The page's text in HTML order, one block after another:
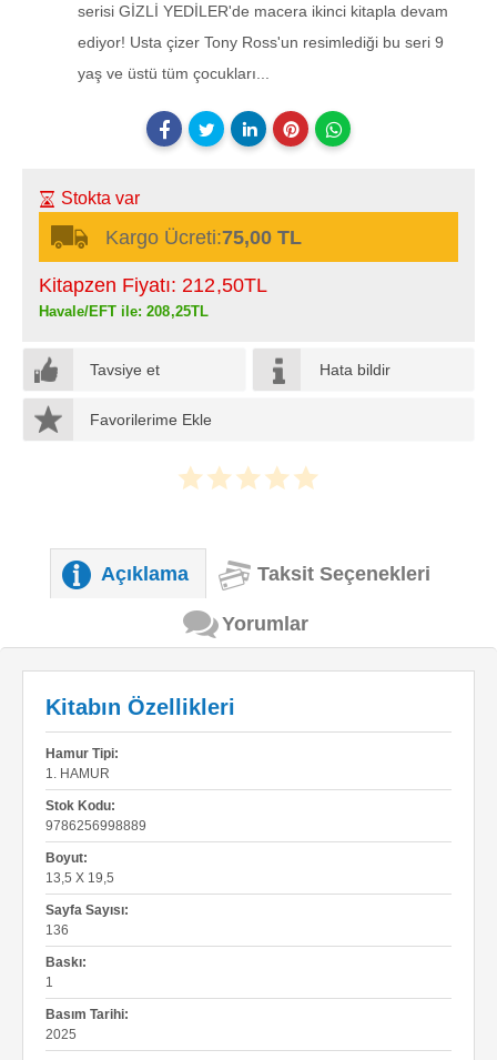
serisi GİZLİ YEDİLER'de macera ikinci kitapla devam
ediyor! Usta çizer Tony Ross'un resimlediği bu seri 9
yaş ve üstü tüm çocukları...
Stokta var
Kargo Ücreti:75,00 TL
Kitapzen Fiyatı: 212,50TL
Havale/EFT ile: 208,25TL
Tavsiye et Hata bildir
Favorilerime Ekle
Açıklama Taksit Seçenekleri
Yorumlar
Kitabın Özellikleri
Hamur Tipi:
1. HAMUR
Stok Kodu:
9786256998889
Boyut:
13,5 X 19,5
Sayfa Sayısı:
136
Baskı:
1
Basım Tarihi:
2025